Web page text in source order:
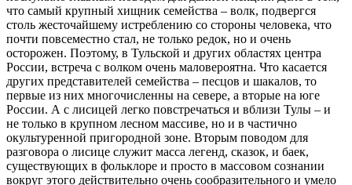
что самый крупный хищник семейства – волк, подвергся
столь жесточайшему истреблению со стороны человека, что
почти повсеместно стал, не только редок, но и очень
осторожен. Поэтому, в Тульской и других областях центра
России, встреча с волком очень маловероятна. Что касается
других представителей семейства – песцов и шакалов, то
первые из них многочисленны на севере, а вторые на юге
России. А с лисицей легко повстречаться и вблизи Тулы – и
не только в крупном лесном массиве, но и в частично
окультуренной пригородной зоне. Вторым поводом для
разговора о лисице служит масса легенд, сказок, и баек,
существующих в фольклоре и просто в массовом сознании
вокруг этого действительно очень сообразительного и умело